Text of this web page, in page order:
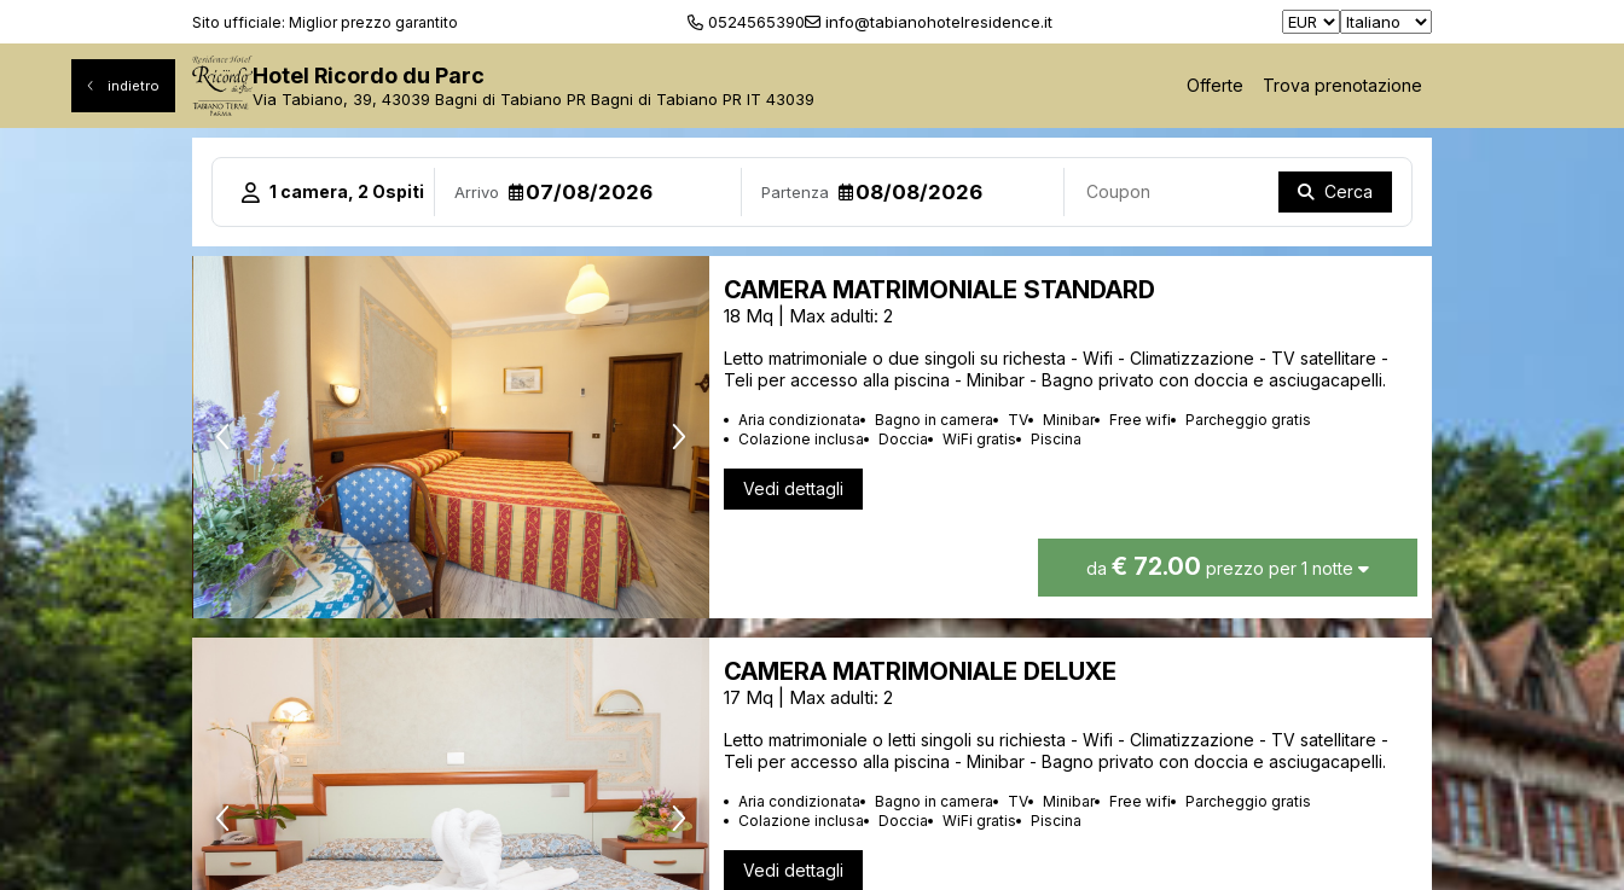
Sito ufficiale: Miglior prezzo garantito 0524565390 info@tabianohotelresidence.it
indietro Hotel Ricordo du Parc
Via Tabiano, 39, 43039 Bagni di Tabiano PR Bagni di Tabiano PR IT 43039
Offerte Trova prenotazione
1 camera, 2 Ospiti Arrivo Partenza Cerca
CAMERA MATRIMONIALE STANDARD
18 Mq | Max adulti: 2
Letto matrimoniale o due singoli su richesta - Wifi - Climatizzazione - TV satellitare -
Teli per accesso alla piscina - Minibar - Bagno privato con doccia e asciugacapelli.
Aria condizionata Bagno in camera TV Minibar Free wifi
Parcheggio gratis
Colazione inclusa
Doccia WiFi gratis Piscina
Vedi dettagli
da € 72.00 prezzo per 1 notte
CAMERA MATRIMONIALE DELUXE
17 Mq | Max adulti: 2
Letto matrimoniale o letti singoli su richiesta - Wifi - Climatizzazione - TV satellitare -
Teli per accesso alla piscina - Minibar - Bagno privato con doccia e asciugacapelli.
Aria condizionata Bagno in camera TV Minibar Free wifi
Parcheggio gratis
Colazione inclusa
Doccia WiFi gratis Piscina
Vedi dettagli